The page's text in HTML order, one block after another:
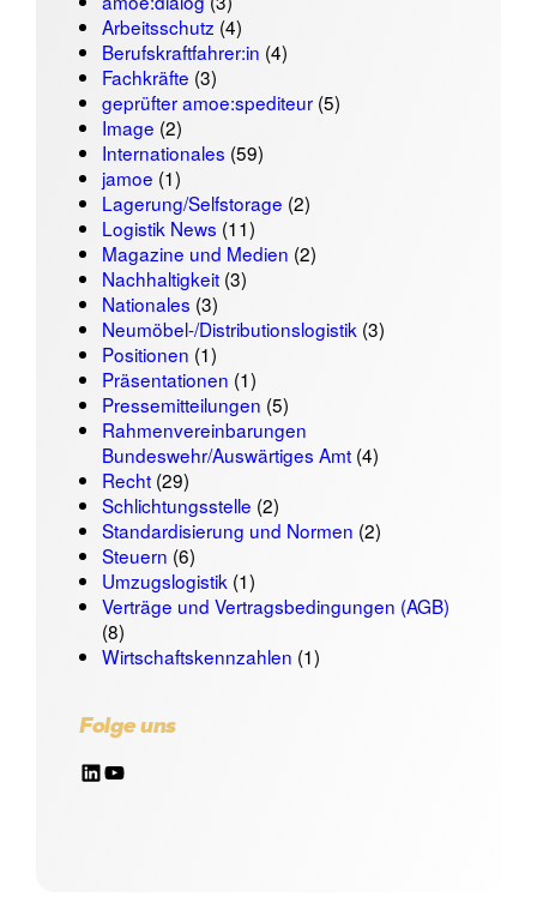
Arbeitsschutz (4)
Berufskraftfahrer:in (4)
Fachkräfte (3)
geprüfter amoe:spediteur(5)
Image (2)
Internationales (59)
jamoe (1)
Lagerung/Selfstorage (2)
Logistik News (11)
Magazine und Medien (2)
Nachhaltigkeit(3)
Nationales (3)
Neumöbel-/Distributionslogistik (3)
Positionen (1)
Präsentationen (1)
Pressemitteilungen (5)
Rahmenvereinbarungen
Bundeswehr/Auswärtiges Amt(4)
Recht(29)
Schlichtungsstelle (2)
Standardisierung und Normen (2)
Steuern (6)
Umzugslogistik (1)
Verträge und Vertragsbedingungen (AGB)
(8)
Wirtschaftskennzahlen (1)
Folge uns
LinkedIn YouTube